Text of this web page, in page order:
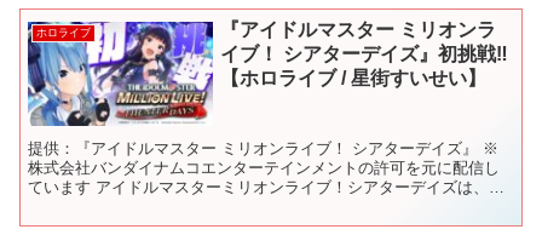
ホロライブ
『アイドルマスター ミリオンラ
イブ！ シアターデイズ』初挑戦‼
【ホロライブ / 星街すいせい】
提供：『アイドルマスター ミリオンライブ！ シアターデイズ』 ※
株式会社バンダイナムコエンターテインメントの許可を元に配信し
ています アイドルマスターミリオンライブ！シアターデイズは、